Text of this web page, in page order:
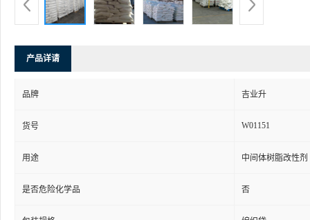
产品详请
品牌 吉业升
货号 W01151
用途 中间体树脂改性剂
是否危险化学品 否